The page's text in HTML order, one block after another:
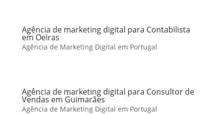
Agência de marketing digital para Contabilista
em Oeiras
Agência de Marketing Digital em Portugal
Agência de marketing digital para Consultor de
Vendas em Guimarães
Agência de Marketing Digital em Portugal